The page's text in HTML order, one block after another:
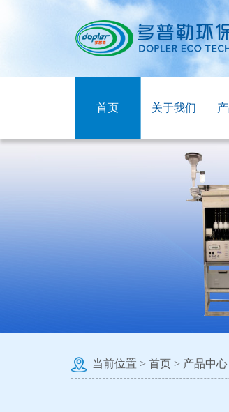
首页 关于我们
当前位置 > 首页 > 产品中心